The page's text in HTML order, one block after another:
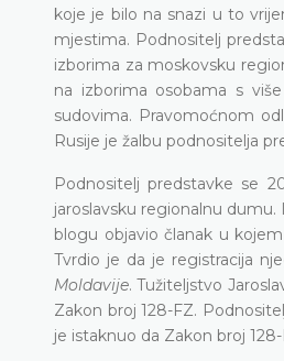
koje je bilo na snazi u to
mjestima. Podnositelj
izborima za moskovsku
na izborima osobama s
sudovima. Pravomoćnom
Rusije je žalbu podnositelja
Podnositelj predstavke se
jaroslavsku regionalnu
blogu objavio članak u
Tvrdio je da je registracija
Moldavije. Tužiteljstvo
Zakon broj 128-FZ.
je istaknuo da Zakon broj